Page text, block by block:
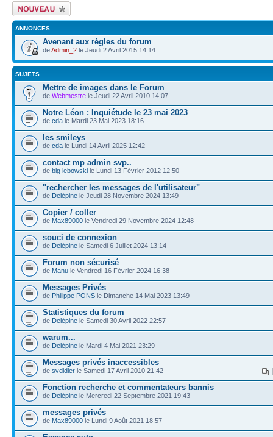
Ecrire un nouveau
sujet
ANNONCES
Avenant aux règles du forum
deAdmin_2 le Jeudi 2 Avril 2015 14:14
SUJETS
Mettre de images dans le Forum
de Webmestre le Jeudi 22 Avril 2010 14:07
Notre Léon : Inquiétude le 23 mai 2023
de cda le Mardi 23 Mai 2023 18:16
les smileys
de cda le Lundi 14 Avril 2025 12:42
contact mp admin svp..
de big lebowski le Lundi 13 Février 2012 12:50
"rechercher les messages de l'utilisateur"
de Delépine le Jeudi 28 Novembre 2024 13:49
Copier / coller
de Max89000 le Vendredi 29 Novembre 2024 12:48
souci de connexion
de Delépine le Samedi 6 Juillet 2024 13:14
Forum non sécurisé
de Manu le Vendredi 16 Février 2024 16:38
Messages Privés
de Philippe PONS le Dimanche 14 Mai 2023 13:49
Statistiques du forum
de Delépine le Samedi 30 Avril 2022 22:57
warum...
de Delépine le Mardi 4 Mai 2021 23:29
Messages privés inaccessibles
de svdidier le Samedi 17 Avril 2010 21:42
Fonction recherche et commentateurs bannis
de Delépine le Mercredi 22 Septembre 2021 19:43
messages privés
de Max89000 le Lundi 9 Août 2021 18:57